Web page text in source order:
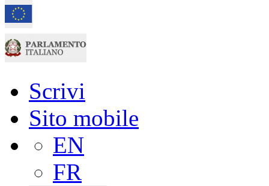
Scrivi
Sito mobile
EN
FR